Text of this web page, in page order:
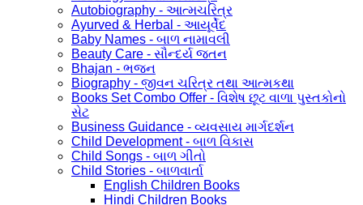
Autobiography - આત્મચરિત્ર
Ayurved & Herbal - આયૂર્વેદ
Baby Names - બાળ નામાવલી
Beauty Care - સૌન્દર્ય જતન
Bhajan - ભજન
Biography - જીવન ચરિત્ર તથા આત્મકથા
Books Set Combo Offer - વિશેષ છૂટ વાળા પુસ્તકોનો
સેટ
Business Guidance - વ્યવસાય માર્ગદર્શન
Child Development - બાળ વિકાસ
Child Songs - બાળ ગીતો
Child Stories - બાળવાર્તા
English Children Books
Hindi Children Books